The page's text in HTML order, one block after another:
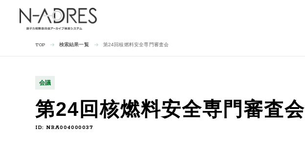
TOP 検索結果一覧 第24回核燃料安全専門審査会
会議
第24回核燃料安全専門審査会
ID: NRA004000037